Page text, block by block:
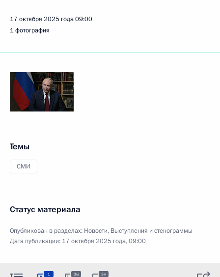
17 октября 2025 года09:00
1 фотография
Темы
СМИ
Статус материала
Опубликован в разделах: Новости, Выступления и стенограммы
Дата публикации: 17 октября 2025 года, 09:00
1 3м 3м